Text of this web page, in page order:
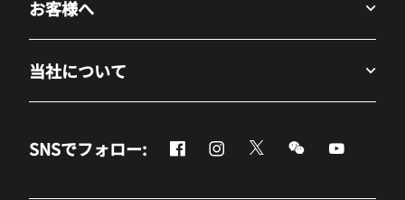
お客様へ
当社について
SNSでフォロー: Facebook
新しいウィンドウで開く
Instagram
新しいウィンドウで開く
Twitter
新しいウィンドウで開
Messenger
新しいウィンド
新しいウ